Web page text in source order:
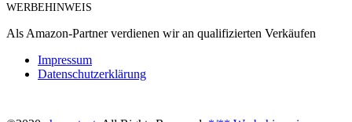
WERBEHINWEIS
Als Amazon-Partner verdienen wir an qualifizierten Verkäufen
Impressum
Datenschutzerklärung